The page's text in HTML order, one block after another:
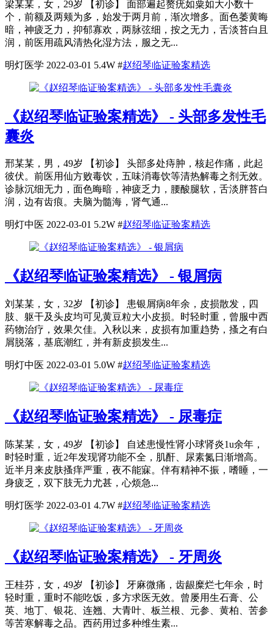
梁某某，女，29岁 【初诊】 面部遍起赘疣如粟如大小数十
个，前额及两颊为多，始发于两月前，渐次增多。面色萎黄晦
暗，神疲乏力，抑郁寡欢，两脉弦细，按之无力，舌淡苔白且
润，前医用疏风清热化湿方法，服之无...
明灯医学 2022-03-01 5.4W #赵绍琴临证验案精选
《赵绍琴临证验案精选》 - 头部多发性毛
囊炎
邢某某，男，49岁 【初诊】 头部多处痔肿，核起作痛，此起
彼伏。前医用仙方败毒饮，五味消毒饮等清热解毒之剂无效。
诊脉沉细无力，面色晦暗，神疲乏力，腰酸腿软，舌淡胖苔白
润，边有齿痕。夫脑为髓海，肾气通...
明灯中医 2022-03-01 5.2W #赵绍琴临证验案精选
《赵绍琴临证验案精选》 - 银屑病
刘某某，女，32岁 【初诊】 患银屑病8年余，皮损散发，四
肢、躯干及头皮均可见黄豆粒大小皮损。时轻时重，曾服中西
药物治疗，效果欠佳。入秋以来，皮损有加重趋势，搔之有白
屑脱落，基底潮红，并有新皮损发生...
明灯中医 2022-03-01 5.0W #赵绍琴临证验案精选
《赵绍琴临证验案精选》 - 尿毒症
陈某某，女，49岁 【初诊】 自述患慢性肾小球肾炎1u余年，
时轻时重，近2年发现肾功能不全，肌酐、尿素氮日渐增高。
近半月来皮肤搔痒严重，夜不能寐。伴有精神不振，嗜睡，一
身疲乏，双下肢无力尤甚，心烦急...
明灯医学 2022-03-01 4.7W #赵绍琴临证验案精选
《赵绍琴临证验案精选》 - 牙周炎
王桂芬，女，49岁 【初诊】 牙麻微痛，齿龈糜烂七年余，时
轻时重，重时不能吃饭，多方求医无效。曾屡用生石膏、公
英、地丁、银花、连翘、大青叶、板兰根、元参、黄柏、苦参
等苦寒解毒之品。西药用过多种维生素...